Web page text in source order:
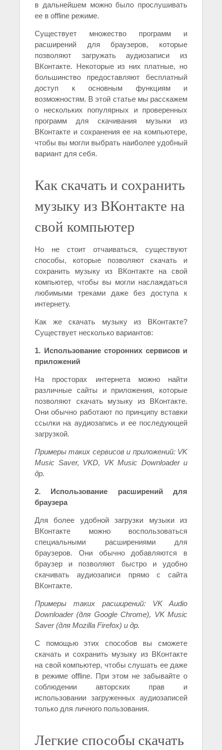
в дальнейшем можно было прослушивать
ее в offline режиме.
Существует множество программ и
расширений для браузеров, которые
позволяют загружать аудиозаписи из
ВКонтакте. Некоторые из них платные, но
большинство предоставляют бесплатный
доступ к основным функциям и
возможностям. В этой статье мы расскажем
о нескольких популярных и проверенных
программ для скачивания музыки из
ВКонтакте и сохранения ее на компьютере,
чтобы вы могли выбрать наиболее удобный
вариант для себя.
Как скачать и сохранить
музыку из ВКонтакте на
свой компьютер
Но не стоит отчаиваться, существуют
способы, которые позволяют скачать и
сохранить музыку из ВКонтакте на свой
компьютер, чтобы вы могли наслаждаться
любимыми треками даже без доступа к
интернету.
Как же скачать музыку из ВКонтакте?
Существует несколько вариантов:
1. Использование сторонних сервисов и
приложений
На просторах интернета можно найти
различные сайты и приложения, которые
позволяют скачать музыку из ВКонтакте.
Они обычно работают по принципу вставки
ссылки на аудиозапись и ее последующей
загрузкой.
Примеры таких сервисов и приложений: VK
Music Saver, VKD, VK Music Downloader и
др.
2. Использование расширений для
браузера
Для более удобной загрузки музыки из
ВКонтакте можно воспользоваться
специальными расширениями для
браузеров. Они обычно добавляются в
браузер и позволяют быстро и удобно
скачивать аудиозаписи прямо с сайта
ВКонтакте.
Примеры таких расширений: VK Audio
Downloader (для Google Chrome), VK Music
Saver (для Mozilla Firefox) и др.
С помощью этих способов вы сможете
скачать и сохранить музыку из ВКонтакте
на свой компьютер, чтобы слушать ее даже
в режиме offline. При этом не забывайте о
соблюдении авторских прав и
использовании загруженных аудиозаписей
только для личного пользования.
Легкие способы скачать